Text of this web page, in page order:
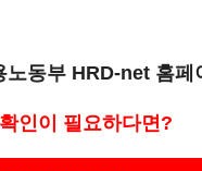
노동부 HRD-net 홈페
인이 필요하다면?